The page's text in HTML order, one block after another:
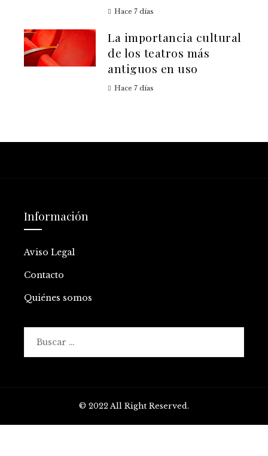
Hace 7 días
La importancia cultural
de los teatros más
antiguos en uso
Hace 7 días
Información
Aviso Legal
Contacto
Quiénes somos
© 2022 All Right Reserved.